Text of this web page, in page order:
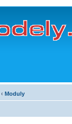
‹ Moduly